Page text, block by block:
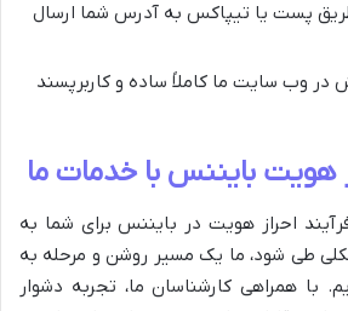
پست یا تیپاکس به آدرس شما ارسال
در وب سایت ما کاملاً ساده و کاربرپسند
هویت بایننس با خدمات ما
احراز هویت در بایننس برای شما به
طی شود، ما یک مسیر روشن و مرحله به
با همراهی کارشناسان ما، تجربه دشوار